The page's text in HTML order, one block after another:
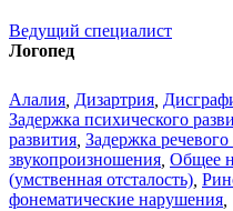
Ведущий специалист
Логопед
Алалия Дизартрия
Задержка психического
развития Задержка речевого
звукопроизношения Общее
(умственная отсталость)
фонематические нарушения